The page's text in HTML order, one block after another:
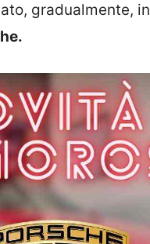
gradualmente, in